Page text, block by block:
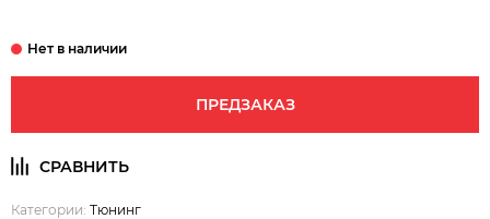
ПРЕДЗАКАЗ
Категории: Тюнинг